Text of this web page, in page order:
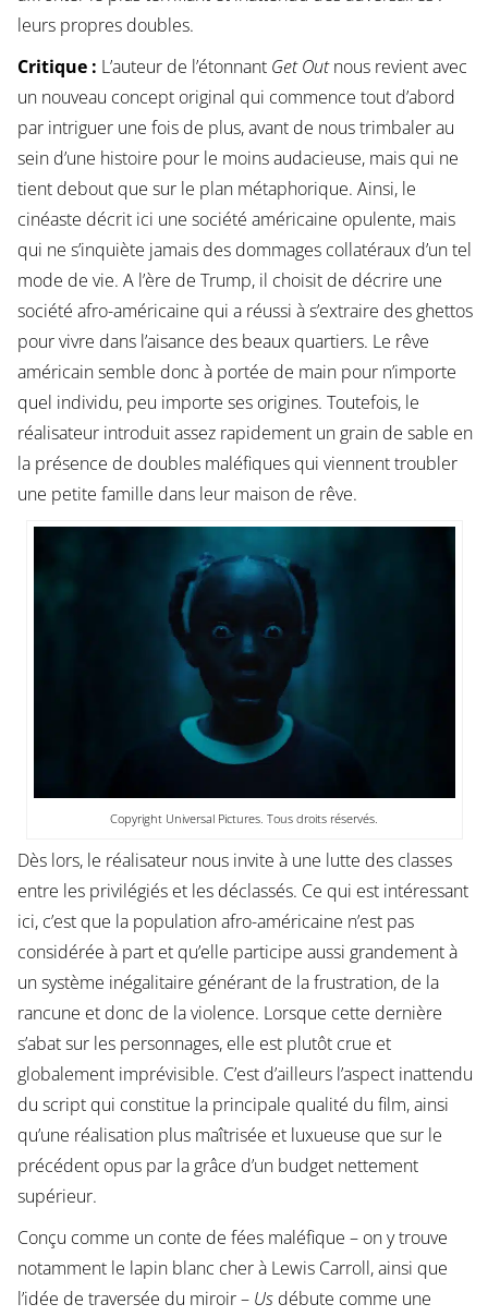
leurs propres doubles.
Critique : L’auteur de l’étonnant Get Outnous revient avec
un nouveau concept original qui commence tout d’abord
par intriguer une fois de plus, avant de nous trimbaler au
sein d’une histoire pour le moins audacieuse, mais qui ne
tient debout que sur le plan métaphorique. Ainsi, le
cinéaste décrit ici une société américaine opulente, mais
qui ne s’inquiète jamais des dommages collatéraux d’un tel
mode de vie. A l’ère de Trump, il choisit de décrire une
société afro-américaine qui a réussi à s’extraire des ghettos
pour vivre dans l’aisance des beaux quartiers. Le rêve
américain semble donc à portée de main pour n’importe
quel individu, peu importe ses origines. Toutefois, le
réalisateur introduit assez rapidement un grain de sable en
la présence de doubles maléfiques qui viennent troubler
une petite famille dans leur maison de rêve.
Copyright Universal Pictures. Tous droits réservés.
Dès lors, le réalisateur nous invite à une lutte des classes
entre les privilégiés et les déclassés. Ce qui est intéressant
ici, c’est que la population afro-américaine n’est pas
considérée à part et qu’elle participe aussi grandement à
un système inégalitaire générant de la frustration, de la
rancune et donc de la violence. Lorsque cette dernière
s’abat sur les personnages, elle est plutôt crue et
globalement imprévisible. C’est d’ailleurs l’aspect inattendu
du script qui constitue la principale qualité du film, ainsi
qu’une réalisation plus maîtrisée et luxueuse que sur le
précédent opus par la grâce d’un budget nettement
supérieur.
Conçu comme un conte de fées maléfique – on y trouve
notamment le lapin blanc cher à Lewis Carroll, ainsi que
l’idée de traversée du miroir –Usdébute comme une